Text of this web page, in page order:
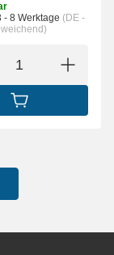
- 8 Werktage (DE -
IN DEN